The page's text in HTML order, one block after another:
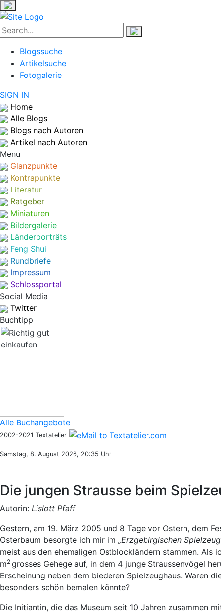
Blogssuche
Artikelsuche
Fotogalerie
SIGN IN
Home
Alle Blogs
Blogs nach Autoren
Artikel nach Autoren
Menu
Glanzpunkte
Kontrapunkte
Literatur
Ratgeber
Miniaturen
Bildergalerie
Länderporträts
Feng Shui
Rundbriefe
Impressum
Schlossportal
Social Media
Twitter
Buchtipp
Alle Buchangebote
2002-2021 Textatelier
Samstag, 8. August 2026, 20:35 Uhr
Die jungen Strausse beim
Autorin: Lislott Pfaff
Gestern, am 19. März 2005 und 8 Tage vor Ostern, dem
Osterbaum besorgte ich mir im „Erzgebirgischen
meist aus den ehemaligen Ostblockländern stammen. Als
m2 grosses Gehege auf, in dem 4 junge Straussenvögel
Erscheinung neben dem biederen Spielzeughaus. Waren
besonders schön bemalen könnte?
Die Initiantin, die das Museum seit 10 Jahren zusammen